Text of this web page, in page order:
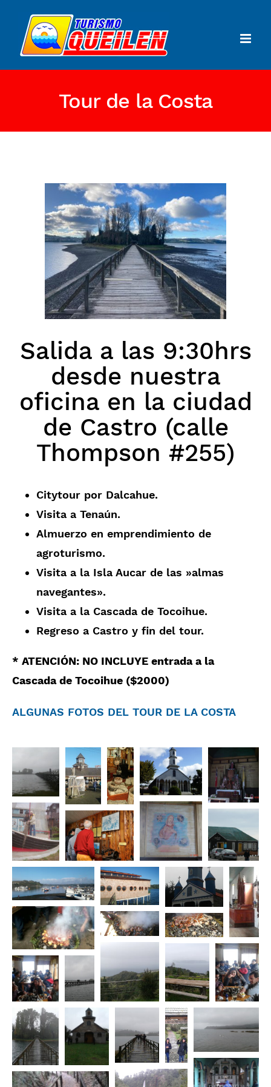
Tour de la Costa
Salida a las 9:30hrs
desde nuestra
oficina en la ciudad
de Castro (calle
Thompson #255)
Citytour por Dalcahue.
Visita a Tenaún.
Almuerzo en emprendimiento de
agroturismo.
Visita a la Isla Aucar de las »almas
navegantes».
Visita a la Cascada de Tocoihue.
Regreso a Castro y fin del tour.
* ATENCIÓN: NO INCLUYE entrada a la
Cascada de Tocoihue ($2000)
ALGUNAS FOTOS DEL TOUR DE LA COSTA